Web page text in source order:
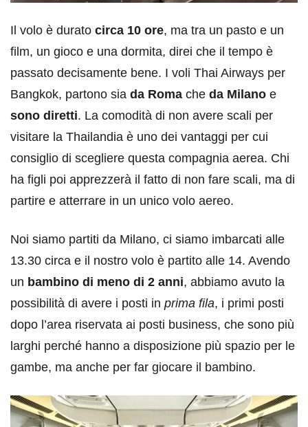
Il volo è durato circa 10 ore, ma tra un pasto e un
film, un gioco e una dormita, direi che il tempo è
passato decisamente bene. I voli Thai Airways per
Bangkok, partono sia da Roma che da Milano e
sono diretti. La comodità di non avere scali per
visitare la Thailandia è uno dei vantaggi per cui
consiglio di scegliere questa compagnia aerea. Chi
ha figli poi apprezzerà il fatto di non fare scali, ma di
partire e atterrare in un unico volo aereo.
Noi siamo partiti da Milano, ci siamo imbarcati alle
13.30 circa e il nostro volo è partito alle 14. Avendo
un bambino di meno di 2 anni, abbiamo avuto la
possibilità di avere i posti in prima fila, i primi posti
dopo l’area riservata ai posti business, che sono più
larghi perché hanno a disposizione più spazio per le
gambe, ma anche per far giocare il bambino.